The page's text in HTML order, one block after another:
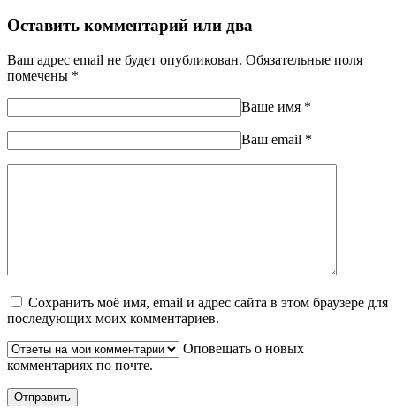
Оставить комментарий или два
Ваш адрес email не будет опубликован. Обязательные поля
помечены *
Ваше имя *
Ваш еmail *
Сохранить моё имя, email и адрес сайта в этом браузере для
последующих моих комментариев.
Оповещать о новых
комментариях по почте.